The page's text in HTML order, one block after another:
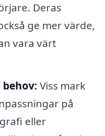
Deras
ge mer värde,
vara värt
behov: Viss mark
på
eller